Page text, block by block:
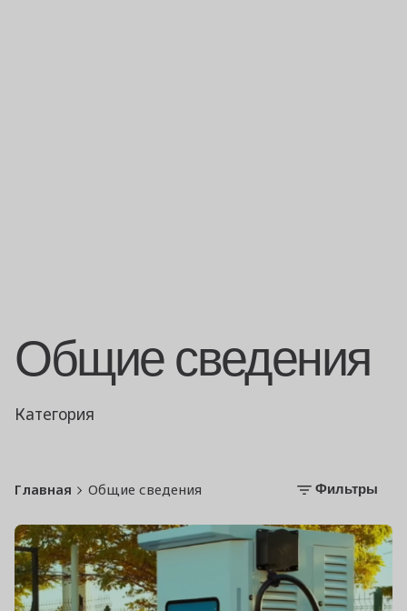
Общие сведения
Категория
Главная Общие сведения Фильтры